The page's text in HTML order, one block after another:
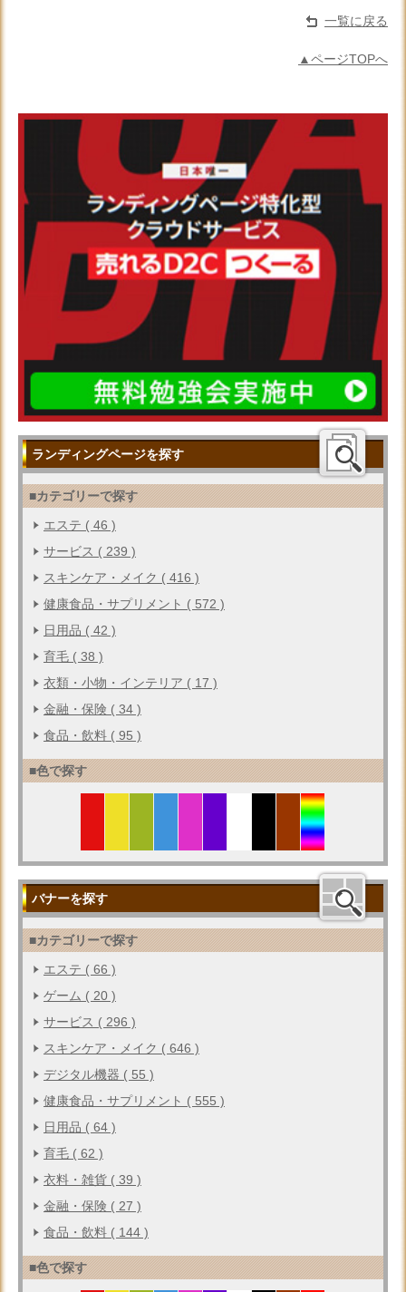
一覧に戻る
▲ページTOPへ
ランディングページを探す
■カテゴリーで探す
エステ ( 46 )
サービス ( 239 )
スキンケア・メイク ( 416 )
健康食品・サプリメント ( 572 )
日用品 ( 42 )
育毛 ( 38 )
衣類・小物・インテリア ( 17 )
金融・保険 ( 34 )
食品・飲料 ( 95 )
■色で探す
バナーを探す
■カテゴリーで探す
エステ ( 66 )
ゲーム ( 20 )
サービス ( 296 )
スキンケア・メイク ( 646 )
デジタル機器 ( 55 )
健康食品・サプリメント ( 555 )
日用品 ( 64 )
育毛 ( 62 )
衣料・雑貨 ( 39 )
金融・保険 ( 27 )
食品・飲料 ( 144 )
■色で探す